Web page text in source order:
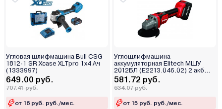
Угловая шлифмашина Bull CSG
1812-1 SR Xcase XLTpro 1x4 Ач
(1333997)
649.00 руб.
707.41 руб.
от 16 руб. руб./мес.
Углошлифмашина
аккумуляторная Elitech МШУ
2012БЛ (E2213.046.02) 2 акб
4,0Ah
581.72 руб.
634.07 руб.
от 15 руб. руб./мес.